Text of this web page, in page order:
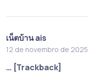
เน็ตบ้าน ais
12 de novembro de 2025
… [Trackback]